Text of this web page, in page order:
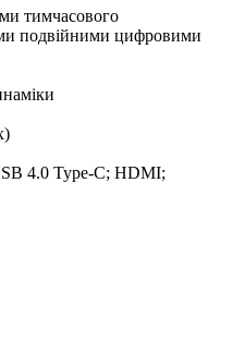
тимчасового
подвійними цифровими
4.0 Type-C; HDMI;